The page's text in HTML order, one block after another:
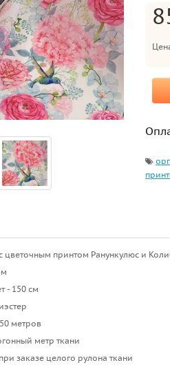
цветочным принтом Ранункулюс и
- 150 см
метров
метр ткани
заказе целого рулона ткани